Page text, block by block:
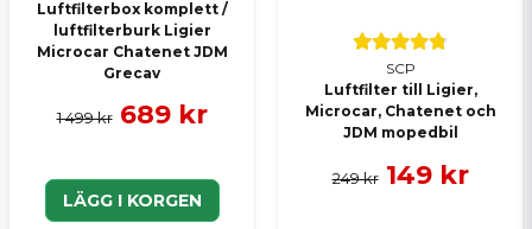
Luftfilterbox komplett /
luftfilterburk Ligier
Microcar Chatenet JDM
Grecav
1 499 kr 689 kr
LÄGG I KORGEN
SCP
Luftfilter till Ligier,
Microcar, Chatenet och
JDM mopedbil
249 kr 149 kr